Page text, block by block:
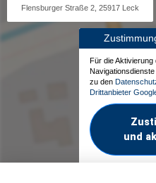
Flensburger Straße 2, 25917 Leck
Für die Aktivierung
zu den
Drittanbieter
und